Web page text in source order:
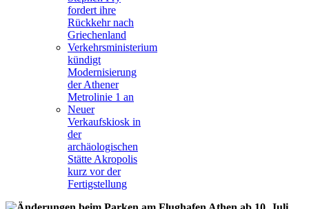
fordert ihre
Rückkehr nach
Griechenland
Verkehrsministerium
kündigt
Modernisierung
der Athener
Metrolinie 1 an
Neuer
Verkaufskiosk in
der
archäologischen
Stätte Akropolis
kurz vor der
Fertigstellung